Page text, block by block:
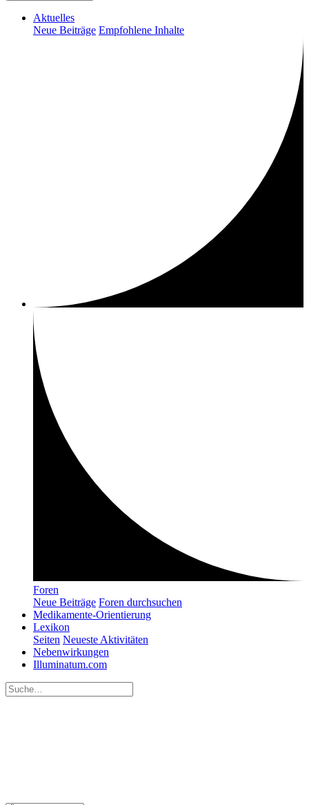
Aktuelles
Neue Beiträge Empfohlene Inhalte
Foren
Neue Beiträge Foren durchsuchen
Medikamente-Orientierung
Lexikon
Seiten Neueste Aktivitäten
Nebenwirkungen
Illuminatum.com